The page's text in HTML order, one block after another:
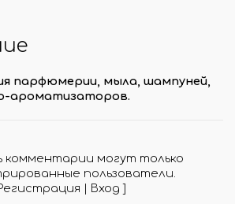
парфюмерии, мыла, шампуней,
ароматизаторов.
комментарии могут только
пользователи.
| Вход ]